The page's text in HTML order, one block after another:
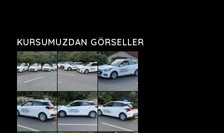
KURSUMUZDAN GÖRSELLER